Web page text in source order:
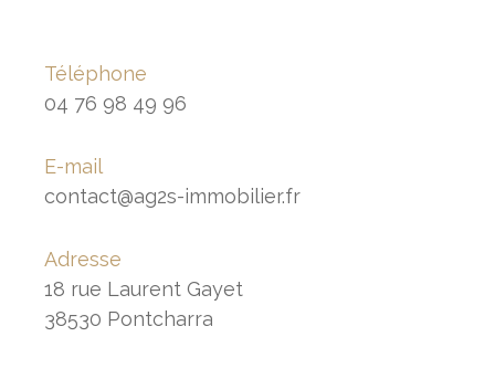
Téléphone
04 76 98 49 96
E-mail
contact@ag2s-immobilier.fr
Adresse
18 rue Laurent Gayet
38530 Pontcharra